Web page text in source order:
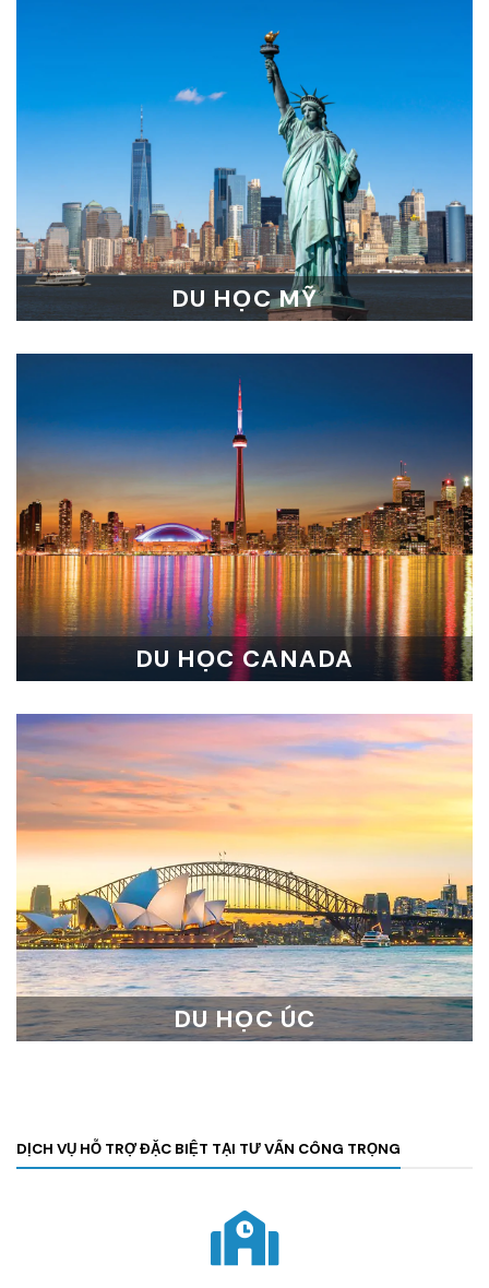
DU HỌC MỸ
DU HỌC CANADA
DU HỌC ÚC
DỊCH VỤ HỖ TRỢ ĐẶC BIỆT TẠI TƯ VẤN CÔNG TRỌNG